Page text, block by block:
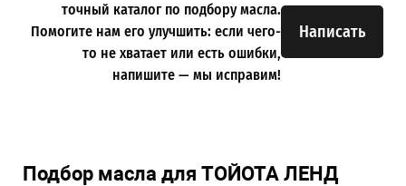
Написать
точный каталог по подбору масла.
Помогите нам его улучшить: если чего-
то не хватает или есть ошибки,
напишите — мы исправим!
Подбор масла для ТОЙОТА ЛЕНД